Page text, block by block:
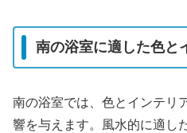
南の浴室に適した色と
南の浴室では、色とインテリ
響を与えます。風水的に適し